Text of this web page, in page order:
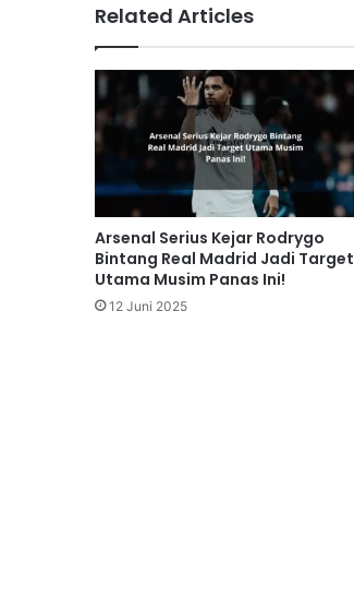
Related Articles
Arsenal Serius Kejar Rodrygo
Bintang Real Madrid Jadi Target
Utama Musim Panas Ini!
12 Juni 2025